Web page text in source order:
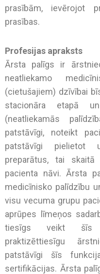
prasībām, ievērojot
prasības.
Profesijas apraksts
Ārsta palīgs ir
neatliekamo
(cietušajiem) dzīvībai
stacionāra etapā
(neatliekamās
patstāvīgi, noteikt
patstāvīgi pielietot
preparātus, tai
pacienta nāvi. Ārsta
medicīnisko palīdzību
visu vecuma grupu
aprūpes līmeņos
tiesīgs veikt šīs
praktizēttiesīgu
patstāvīgi šīs
sertifikācijas. Ārsta